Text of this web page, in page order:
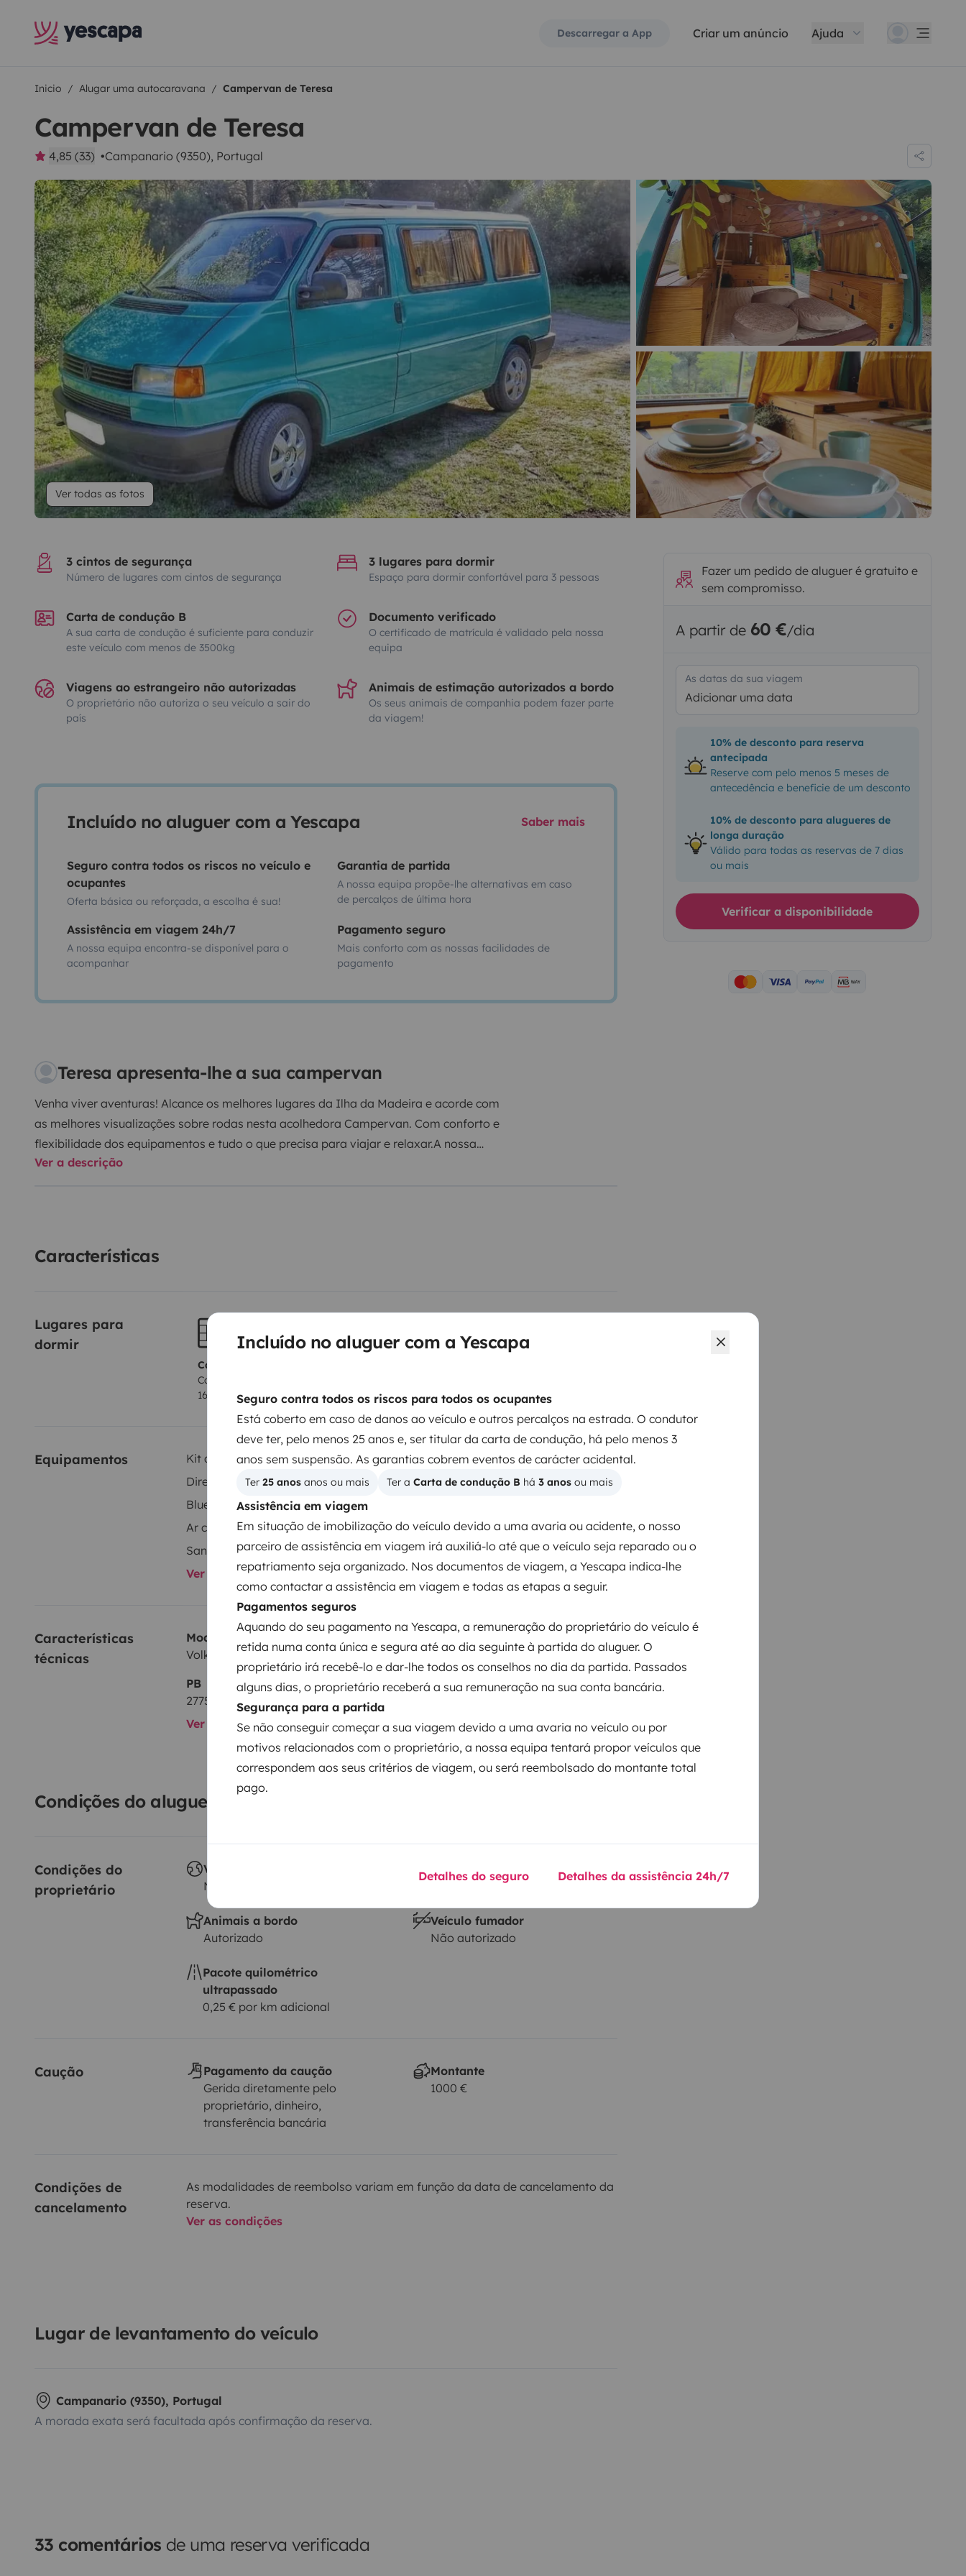
Incluído no aluguer com a Yescapa
Seguro contra todos os riscos para todos os ocupantes
Está coberto em caso de danos ao veículo e outros percalços na estrada. O condutor
deve ter, pelo menos 25 anos e, ser titular da carta de condução, há pelo menos 3
anos sem suspensão. As garantias cobrem eventos de carácter acidental.
Ter 25 anos anos ou mais Ter a Carta de condução B há 3 anos ou mais
Assistência em viagem
Em situação de imobilização do veículo devido a uma avaria ou acidente, o nosso
parceiro de assistência em viagem irá auxiliá-lo até que o veículo seja reparado ou o
repatriamento seja organizado. Nos documentos de viagem, a Yescapa indica-lhe
como contactar a assistência em viagem e todas as etapas a seguir.
Pagamentos seguros
Aquando do seu pagamento na Yescapa, a remuneração do proprietário do veículo é
retida numa conta única e segura até ao dia seguinte à partida do aluguer. O
proprietário irá recebê-lo e dar-lhe todos os conselhos no dia da partida. Passados
alguns dias, o proprietário receberá a sua remuneração na sua conta bancária.
Segurança para a partida
Se não conseguir começar a sua viagem devido a uma avaria no veículo ou por
motivos relacionados com o proprietário, a nossa equipa tentará propor veículos que
correspondem aos seus critérios de viagem, ou será reembolsado do montante total
pago.
Detalhes do seguro Detalhes da assistência 24h/7
Descarregar a App Criar um anúncio Ajuda
Inicio Alugar uma autocaravana Campervan de Teresa
Campervan de Teresa
4,85 (33) Campanario (9350), Portugal
Ver todas as fotos
3 cintos de segurança
Número de lugares com cintos de segurança
3 lugares para dormir
Espaço para dormir confortável para 3 pessoas
Carta de condução B
A sua carta de condução é suficiente para conduzir
este veículo com menos de 3500kg
Documento verificado
O certificado de matrícula é validado pela nossa
equipa
Viagens ao estrangeiro não autorizadas
O proprietário não autoriza o seu veículo a sair do
país
Animais de estimação autorizados a bordo
Os seus animais de companhia podem fazer parte
da viagem!
Incluído no aluguer com a Yescapa Saber mais
Seguro contra todos os riscos no veículo e
ocupantes
Oferta básica ou reforçada, a escolha é sua!
Garantia de partida
A nossa equipa propõe-lhe alternativas em caso
de percalços de última hora
Assistência em viagem 24h/7
A nossa equipa encontra-se disponível para o
acompanhar
Pagamento seguro
Mais conforto com as nossas facilidades de
pagamento
Teresa apresenta-lhe a sua campervan
Venha viver aventuras! Alcance os melhores lugares da Ilha da Madeira e acorde com
as melhores visualizações sobre rodas nesta acolhedora Campervan. Com conforto e
flexibilidade dos equipamentos e tudo o que precisa para viajar e relaxar.A nossa
FamCampervan está preparada para 2 adultos ou 2 adultos e 1 criança até 5 anos.
Ver a descrição
Características
Lugares para
dormir
Cama 1
Cama central
160x200 cm
Equipamentos Kit de louça
Kit de limpeza
Direcção assistida
Rádio
Bluetooth
Ar condicionado
Duche exterior
Sanitas portáteis
Ver todos os equipamentos
Características
técnicas
Modelo
Volkswagen Transporter T4 2.4D
Data de circulação
1992
PB
2775 kg
Altura
Ver todas as características
Condições do aluguer
Condições do
proprietário
Viagem ao estrangeiro
Não autorizado
Carta de condução
Carta de condução B
Animais a bordo
Autorizado
Veículo fumador
Não autorizado
Pacote quilométrico
ultrapassado
0,25 € por km adicional
Caução
Pagamento da caução
Gerida diretamente pelo
proprietário, dinheiro,
transferência bancária
Montante
1000 €
Condições de
cancelamento
As modalidades de reembolso variam em função da data de cancelamento da
reserva.
Ver as condições
Lugar de levantamento do veículo
Campanario (9350), Portugal
A morada exata será facultada após confirmação da reserva.
33 comentários de uma reserva verificada
Fazer um pedido de aluguer é gratuito e
sem compromisso.
A partir de 60 €/dia
As datas da sua viagem
Adicionar uma data
10% de desconto para reserva
antecipada
Reserve com pelo menos 5 meses de
antecedência e beneficie de um desconto
10% de desconto para alugueres de
longa duração
Válido para todas as reservas de 7 dias
ou mais
Verificar a disponibilidade